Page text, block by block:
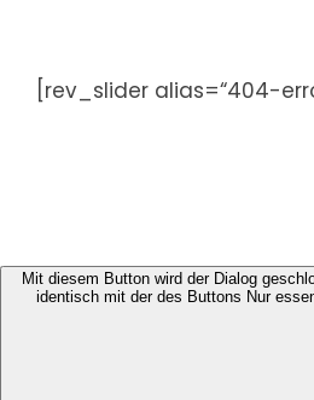
springen[rev_slider alias=“404-
Mit diesem Button wird der Dialog
identisch mit der des Buttons Nur